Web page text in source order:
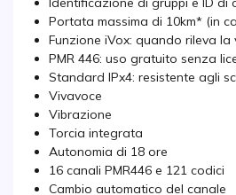
Portata massima di 10km* (in
Funzione iVox: quando rileva
PMR 446: uso gratuito senza
Standard IPx4: resistente agli
Vivavoce
Vibrazione
Torcia integrata
Autonomia di 18 ore
16 canali PMR446 e 121 codici
Cambio automatico del canale